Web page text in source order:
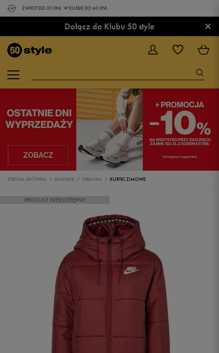
ZWROT DO 30 DNI. W KLUBIE DO 60 DNI.
Dołącz do Klubu 50 style ×
STRONA GŁÓWNA DAMSKIE UBRANIA KURTKI ZIMOWE
PRODUKT NIEDOSTĘPNY